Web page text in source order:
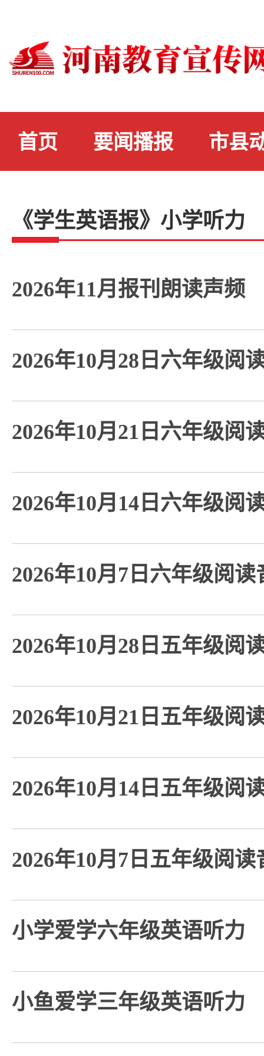
首页 要闻播报 市县
《学生英语报》小学听力
2026年11月报刊朗读声频
2026年10月28日六年级阅
2026年10月21日六年级阅
2026年10月14日六年级阅
2026年10月7日六年级阅读
2026年10月28日五年级阅
2026年10月21日五年级阅
2026年10月14日五年级阅
2026年10月7日五年级阅读
小学爱学六年级英语听力
小鱼爱学三年级英语听力